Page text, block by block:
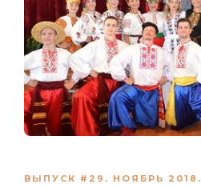
ВЫПУСК #29. НОЯБРЬ 2018.